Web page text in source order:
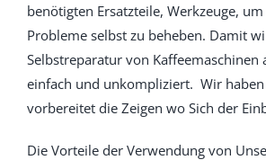
benötigten Ersatzteile, Werkzeuge,
Probleme selbst zu beheben. Damit
Selbstreparatur von Kaffeemaschinen
einfach und unkompliziert. Wir
vorbereitet die Zeigen wo Sich der
Die Vorteile der Verwendung von